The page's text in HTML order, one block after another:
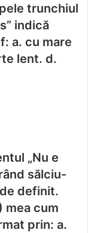
trunchiul
indică
a. cu mare
lent. d.
„Nu e
sălciu-
definit.
mea cum
prin: a.